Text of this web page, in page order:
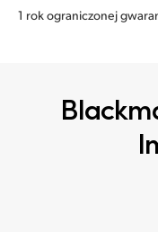
1 rok ograniczonej